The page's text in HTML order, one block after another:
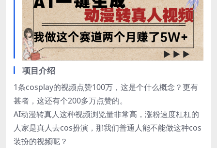
项目介绍
1条cosplay的视频点赞100万，这是个什么概念？更有
甚者，这还有个200多万点赞的。
AI动漫转真人这种视频浏览量非常高，涨粉速度杠杠的
人家是真人去cos扮演，那我们普通人能不能做这种cos
装扮的视频呢？